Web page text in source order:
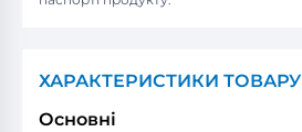
ХАРАКТЕРИСТИКИ ТОВАРУ
Основні